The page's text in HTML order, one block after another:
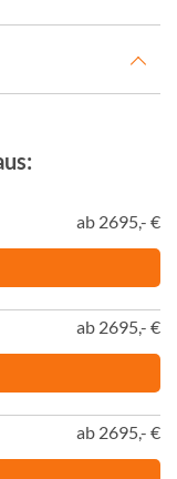
ab 2695,- €
ab 2695,- €
ab 2695,- €